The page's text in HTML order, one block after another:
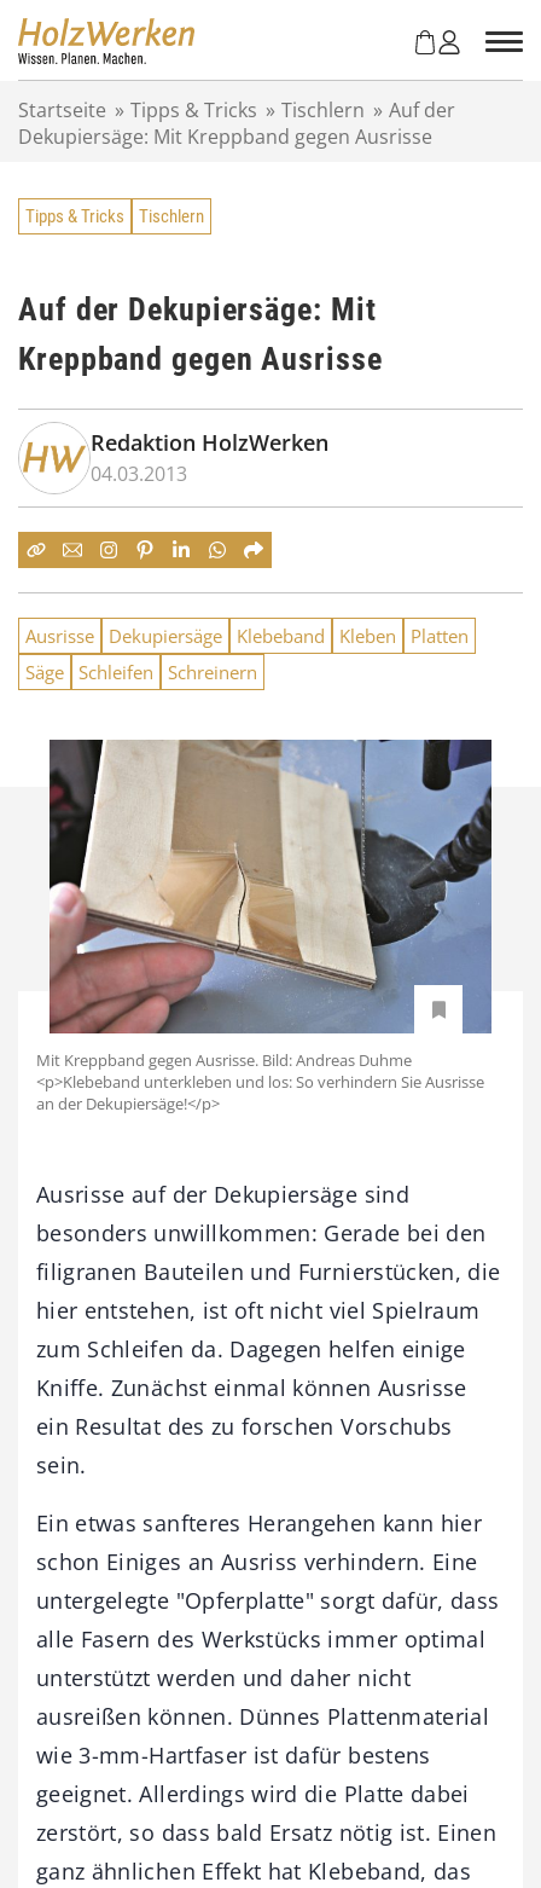
Startseite » Tipps & Tricks » Tischlern » Auf der
Dekupiersäge: Mit Kreppband gegen Ausrisse
Tipps & Tricks Tischlern
Auf der Dekupiersäge: Mit
Kreppband gegen Ausrisse
Redaktion HolzWerken
04.03.2013
Ausrisse Dekupiersäge Klebeband Kleben
Platten
Säge Schleifen Schreinern
Mit Kreppband gegen Ausrisse. Bild: Andreas Duhme
<p>Klebeband unterkleben und los: So verhindern Sie Ausrisse
an der Dekupiersäge!</p>
Ausrisse auf der Dekupiersäge sind
besonders unwillkommen: Gerade bei den
filigranen Bauteilen und Furnierstücken, die
hier entstehen, ist oft nicht viel Spielraum
zum Schleifen da. Dagegen helfen einige
Kniffe. Zunächst einmal können Ausrisse
ein Resultat des zu forschen Vorschubs
sein.
Ein etwas sanfteres Herangehen kann hier
schon Einiges an Ausriss verhindern. Eine
untergelegte "Opferplatte" sorgt dafür, dass
alle Fasern des Werkstücks immer optimal
unterstützt werden und daher nicht
ausreißen können. Dünnes Plattenmaterial
wie 3-mm-Hartfaser ist dafür bestens
geeignet. Allerdings wird die Platte dabei
zerstört, so dass bald Ersatz nötig ist. Einen
ganz ähnlichen Effekt hat Klebeband, das